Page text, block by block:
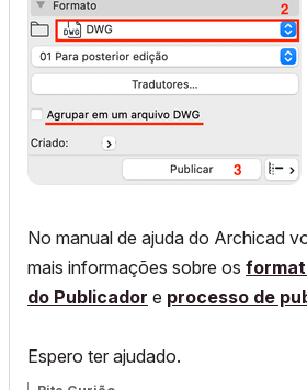
No manual de ajuda do Archicad
mais informações sobre os
do Publicador e processo de
Espero ter ajudado.